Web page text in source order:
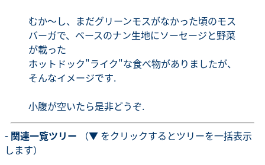
むか～し、まだグリーンモスがなかった頃のモス
バーガで、ベースのナン生地にソーセージと野菜
が載った
ホットドック"ライク"な食べ物がありましたが、
そんなイメージです.
小腹が空いたら是非どうぞ.
- 関連一覧ツリー （▼ をクリックするとツリーを一括表示
します）